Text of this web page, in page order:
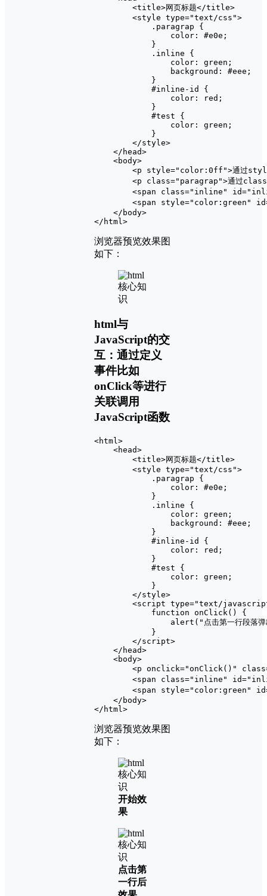
        <title>网页标题</title>
        <style type="text/css">
            .paragrap {
                color: #e0e;
            }
            .inline {
                color: green;
                background: #eee;
            }
            #inline-id {
                color: red;
            }
            #test {
                color: green;
            }
        </style>
    </head>
    <body>
<p style="color:0ff">通过
<p class="paragrap">通过class
<span class="inline"
<span style="color:green"
    </body>
浏览器预览效果图
如下：
html与
JavaScript的交
互：通过定义
事件比如
onClick等进行
关联调用
JavaScript函数
<html>
    <head>
        <title>网页标题</title>
        <style type="text/css">
            .paragrap {
                color: #e0e;
            }
            .inline {
                color: green;
                background: #eee;
            }
            #inline-id {
                color: red;
            }
            #test {
                color: green;
            }
        </style>
<script type="text/
            function onClick() {
alert("点击第一行段落
            }
        </script>
    </head>
    <body>
<p onclick="onClick()"
<span class="inline"
<span style="color:green"
    </body>
浏览器预览效果图
如下：
开始效
果
点击第
一行后